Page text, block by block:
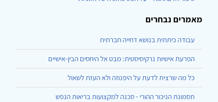
מאמרים נבחרים
עבודה כיתתית בנושא דחייה חברתית
הפרעת אישיות נרקיסיסטית: מבט אל היחסים הבין-אישיים
כל מה שרצית לדעת על היפנוזה ולא העזת לשאול
תסמונת הניכור ההורי - סכנה למקצועות בריאות הנפש